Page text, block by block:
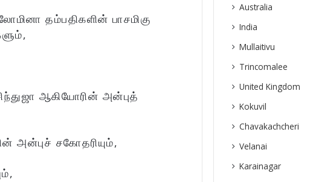
தம்பதிகளின் பாசமிகு
ஆகியோரின் அன்புத்
அன்புச் சகோதரியும்,
Australia
India
Mullaitivu
Trincomalee
United Kingdom
Kokuvil
Chavakachcheri
Velanai
Karainagar